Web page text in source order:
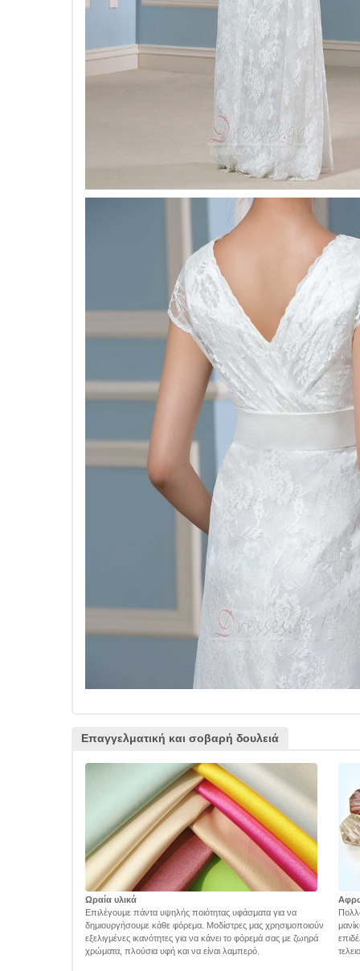
Επαγγελματική και σοβαρή δουλειά
Ωραία υλικά
Επιλέγουμε πάντα υψηλής ποιότητας υφάσματα για να
δημιουργήσουμε κάθε φόρεμα. Μοδίστρες μας χρησιμοποιούν
εξελιγμένες ικανότητες για να κάνει το φόρεμά σας με ζωηρά
χρώματα, πλούσια υφή και να είναι λαμπερό.